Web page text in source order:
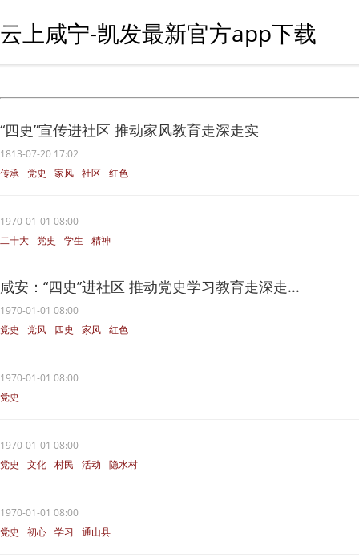
云上咸宁-凯发最新官方app下载
“四史”宣传进社区 推动家风教育走深走实
1813-07-20 17:02
传承 党史 家风 社区 红色
1970-01-01 08:00
二十大 党史 学生 精神
咸安：“四史”进社区 推动党史学习教育走深走...
1970-01-01 08:00
党史
党风 四史 家风 红色
1970-01-01 08:00
党史
1970-01-01 08:00
党史
文化 村民 活动 隐水村
1970-01-01 08:00
党史
初心 学习 通山县